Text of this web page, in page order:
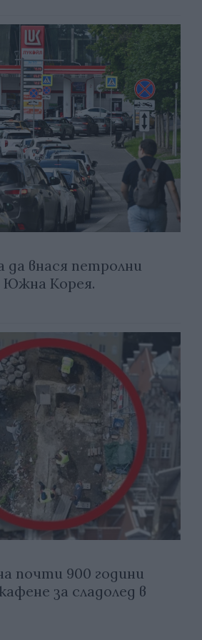
да внася петролни
Корея.
почти 900 години
за сладолед в